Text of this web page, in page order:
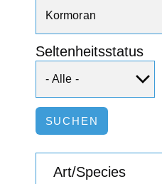
Seltenheitsstatus